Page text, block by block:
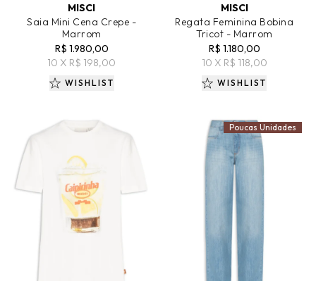
MISCI
Saia Mini Cena Crepe -
Marrom
R$ 1.980,00
10 X R$ 198,00
WISHLIST
MISCI
Regata Feminina Bobina
Tricot - Marrom
R$ 1.180,00
10 X R$ 118,00
WISHLIST
Poucas Unidades